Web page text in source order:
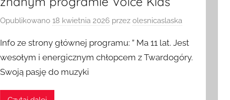
znanym programie Voice Kids
Opublikowano18 kwietnia 2026 przezolesnicaslaska
Info ze strony głównej programu: ” Ma 11 lat. Jest
wesołym i energicznym chłopcem z Twardogóry.
Swoją pasję do muzyki